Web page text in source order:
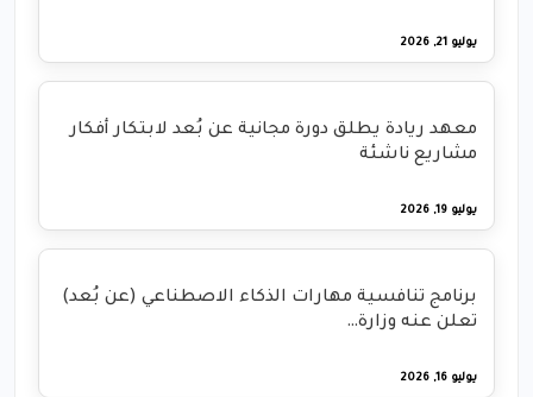
يوليو 21, 2026
معهد ريادة يطلق دورة مجانية عن بُعد لابتكار أفكار
مشاريع ناشئة
يوليو 19, 2026
برنامج تنافسية مهارات الذكاء الاصطناعي (عن بُعد)
تعلن عنه وزارة…
يوليو 16, 2026